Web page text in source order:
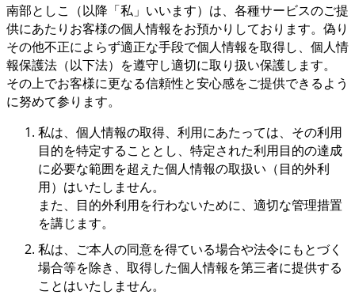
南部としこ（以降「私」いいます）は、各種サービスのご提
供にあたりお客様の個人情報をお預かりしております。偽り
その他不正によらず適正な手段で個人情報を取得し、個人情
報保護法（以下法）を遵守し適切に取り扱い保護します。
その上でお客様に更なる信頼性と安心感をご提供できるよう
に努めて参ります。
私は、個人情報の取得、利用にあたっては、その利用
目的を特定することとし、特定された利用目的の達成
に必要な範囲を超えた個人情報の取扱い（目的外利
用）はいたしません。
また、目的外利用を行わないために、適切な管理措置
を講じます。
私は、ご本人の同意を得ている場合や法令にもとづく
場合等を除き、取得した個人情報を第三者に提供する
ことはいたしません。